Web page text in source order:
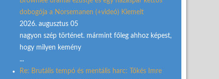
dobogója a Norsemanen (+videó) Kiemelt
2026. augusztus 05
nagyon szép történet. mármint főleg ahhoz képest,
hogy milyen kemény
...
Re: Brutális tempó és mentális harc: Tőkés Imre